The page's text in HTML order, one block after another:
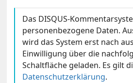
Das DISQUS-
personenbezogene Daten.
wird das System erst nach
Einwilligung über die
Schaltfläche geladen. Es gilt
Datenschutzerklärung.